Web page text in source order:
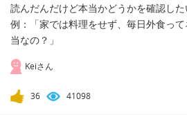
読んだんだけど本当かどうかを確認した
例：「家では料理をせず、毎日外食っ
当なの？」
Keiさん
36 41098